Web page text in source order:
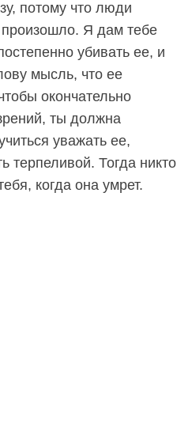
потому что люди
Я дам тебе
убивать ее, и
мысль, что ее
окончательно
ты должна
уважать ее,
терпеливой. Тогда никто
когда она умрет.